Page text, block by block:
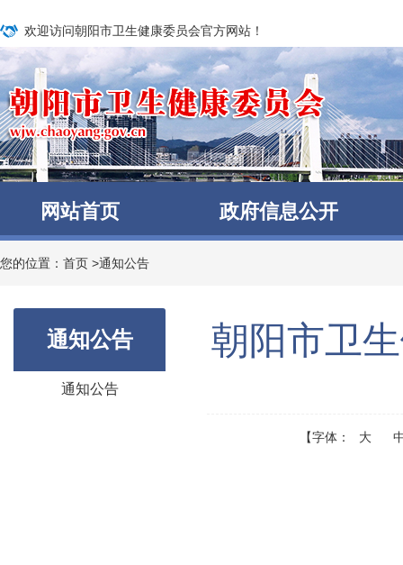
欢迎访问朝阳市卫生健康委员会官方网站！
网站首页 政府信息公开
您的位置： 首页 >通知公告
通知公告
通知公告
朝阳市卫
【字体： 大